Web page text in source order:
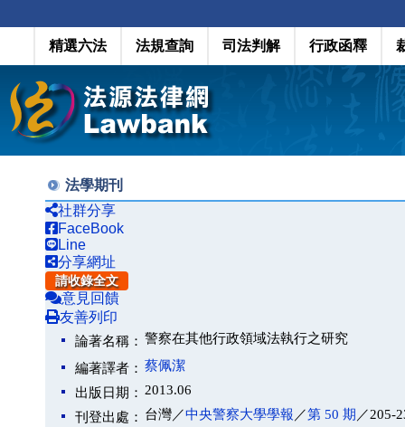
精選六法 法規查詢 司法判解 行政函釋
法學期刊
社群分享
FaceBook
Line
分享網址
請收錄全文
意見回饋
友善列印
論著名稱： 警察在其他行政領域法執行之研究
編著譯者： 蔡佩潔
出版日期： 2013.06
刊登出處： 台灣／中央警察大學學報 ／第 50 期 ／205-